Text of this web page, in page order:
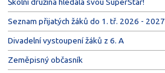
Seznam přijatých žáků do 1. tř. 2026 - 2027
Divadelní vystoupení žáků z 6. A
Zeměpisný občasník